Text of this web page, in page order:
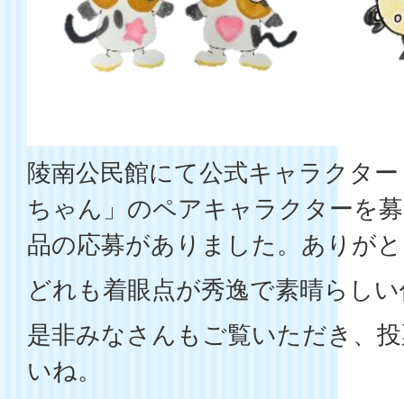
陵南公民館にて公式キャラクタ
ちゃん」のペアキャラクターを
品の応募がありました。ありが
どれも着眼点が秀逸で素晴らし
是非みなさんもご覧いただき、
いね。